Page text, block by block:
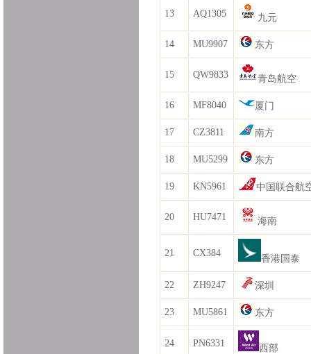
13 AQ1305 九元
14 MU9907 东方
15 QW9833 青岛航空
16 MF8040 厦门
17 CZ3811 南方
18 MU5299 东方
19 KN5961 中国联合航
20 HU7471 海南
21 CX384
香港国泰
22 ZH9247 深圳
23 MU5861 东方
24 PN6331 西部